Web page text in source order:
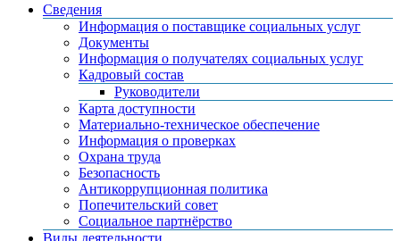
Сведения
Информация о поставщике социальных услуг
Документы
Информация о получателях социальных услуг
Кадровый состав
Руководители
Карта доступности
Материально-техническое обеспечение
Информация о проверках
Охрана труда
Безопасность
Антикоррупционная политика
Попечительский совет
Социальное партнёрство
Виды деятельности